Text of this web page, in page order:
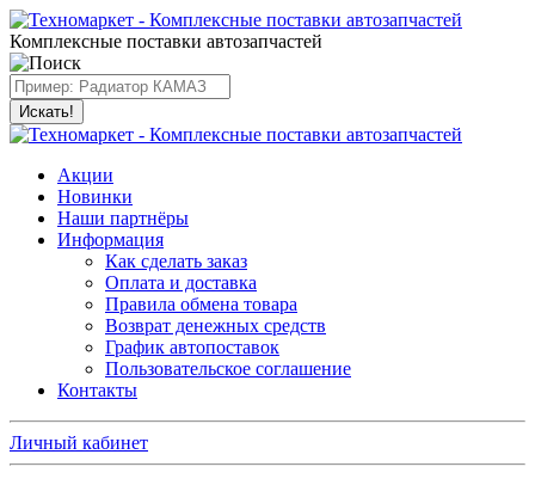
Комплексные поставки автозапчастей
Искать!
Акции
Новинки
Наши партнёры
Информация
Как сделать заказ
Оплата и доставка
Правила обмена товара
Возврат денежных средств
График автопоставок
Пользовательское соглашение
Контакты
Личный кабинет